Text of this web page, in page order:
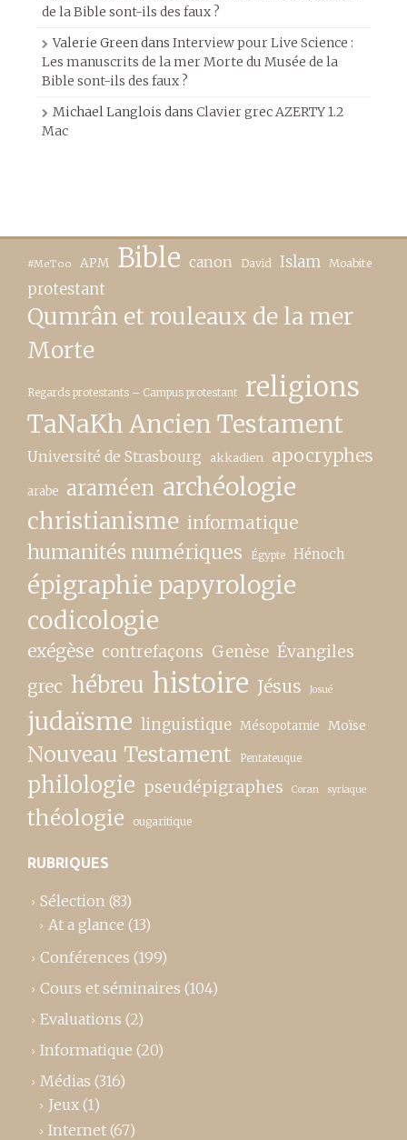
de la Bible sont-ils des faux ?
Valerie Greendans Interview pour Live Science :
Les manuscrits de la mer Morte du Musée de la
Bible sont-ils des faux ?
Michael Langlois dans Clavier grec AZERTY 1.2
Mac
#MeToo APM Bible canon David Islam Moabite
protestant
Qumrân et rouleaux de la mer
Morte
Regards protestants – Campus protestant religions
TaNaKh Ancien Testament
Université de Strasbourg akkadien apocryphes
arabe araméen archéologie
christianisme informatique
humanités numériques Égypte Hénoch
épigraphie papyrologie
codicologie
exégèse contrefaçons Genèse Évangiles
grec hébreu histoire Jésus Josué
judaïsme linguistique Mésopotamie Moïse
Nouveau Testament Pentateuque
philologie pseudépigraphes Coran syriaque
théologie ougaritique
RUBRIQUES
Sélection (83)
At a glance (13)
Conférences (199)
Cours et séminaires (104)
Evaluations (2)
Informatique (20)
Médias (316)
Jeux (1)
Internet (67)